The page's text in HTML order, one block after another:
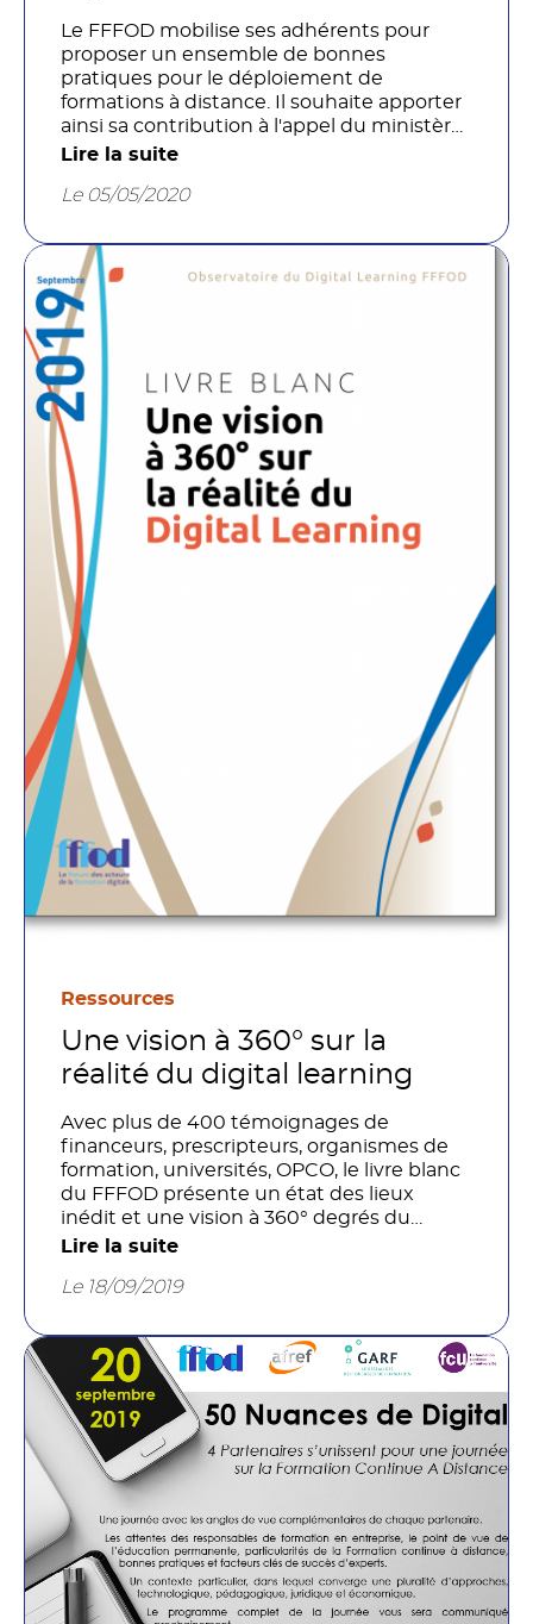
Le FFFOD mobilise ses adhérents pour
proposer un ensemble de bonnes
pratiques pour le déploiement de
formations à distance. Il souhaite apporter
ainsi sa contribution à l'appel du ministère
pour le maintien de l'activité de formation.
Lire la suite
Le 05/05/2020
Ressources
Une vision à 360° sur la
réalité du digital learning
Avec plus de 400 témoignages de
financeurs, prescripteurs, organismes de
formation, universités, OPCO, le livre blanc
du FFFOD présente un état des lieux
inédit et une vision à 360° degrés du
Digital Learning. Cette analyse est enrichie
professionnels qui mettent en perspective
Lire la suite
Le 18/09/2019